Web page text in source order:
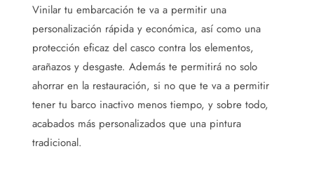
Vinilar tu embarcación te va a permitir una
personalización rápida y económica, así como una
protección eficaz del casco contra los elementos,
arañazos y desgaste. Además te permitirá no solo
ahorrar en la restauración, si no que te va a permitir
tener tu barco inactivo menos tiempo, y sobre todo,
acabados más personalizados que una pintura
tradicional.